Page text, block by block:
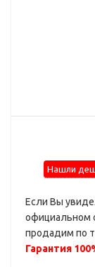
Нашли
Если Вы
официальном
продадим по
Гарантия